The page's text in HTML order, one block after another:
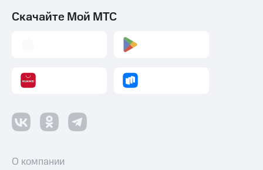
Скачайте Мой МТС
О компании